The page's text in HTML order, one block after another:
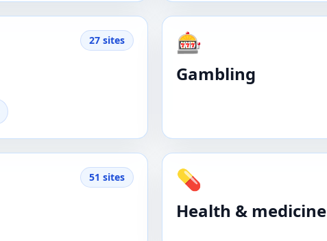
27 sites 🎰
Gambling
51 sites 💊
Health & medicine